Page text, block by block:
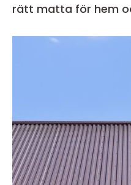
rätt matta för hem